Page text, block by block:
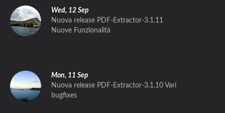
Wed, 12 Sep
Nuova release PDF-Extractor-3.1.11
Nuove Funzionalità
Mon, 11 Sep
Nuova release PDF-Extractor-3.1.10 Vari
bugfixes